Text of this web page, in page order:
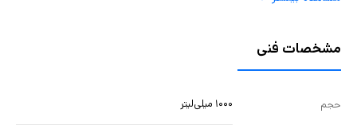
مشخصات فنی
حجم ۱۰۰۰ میلی‌لیتر